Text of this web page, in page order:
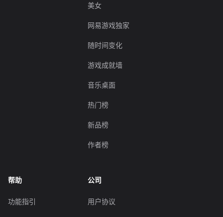
美女
网易游戏独家
随时间变化
游戏成就墙
音乐桌面
热门榜
新品榜
作者榜
帮助
功能指引
公司
用户协议